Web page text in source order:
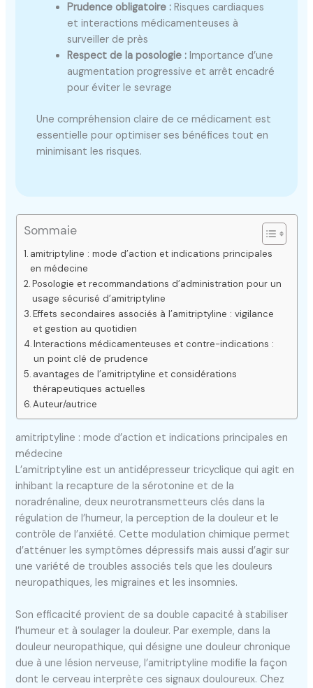
Prudence obligatoire : Risques cardiaques
et interactions médicamenteuses à
surveiller de près
Respect de la posologie : Importance d’une
augmentation progressive et arrêt encadré
pour éviter le sevrage
Une compréhension claire de ce médicament est
essentielle pour optimiser ses bénéfices tout en
minimisant les risques.
Sommaie
amitriptyline : mode d’action et indications principales
en médecine
Posologie et recommandations d’administration pour un
usage sécurisé d’amitriptyline
Effets secondaires associés à l’amitriptyline : vigilance
et gestion au quotidien
Interactions médicamenteuses et contre-indications :
un point clé de prudence
avantages de l’amitriptyline et considérations
thérapeutiques actuelles
Auteur/autrice
amitriptyline : mode d’action et indications principales en
médecine
L’amitriptyline est un antidépresseur tricyclique qui agit en
inhibant la recapture de la sérotonine et de la
noradrénaline, deux neurotransmetteurs clés dans la
régulation de l’humeur, la perception de la douleur et le
contrôle de l’anxiété. Cette modulation chimique permet
d’atténuer les symptômes dépressifs mais aussi d’agir sur
une variété de troubles associés tels que les douleurs
neuropathiques, les migraines et les insomnies.
Son efficacité provient de sa double capacité à stabiliser
l’humeur et à soulager la douleur. Par exemple, dans la
douleur neuropathique, qui désigne une douleur chronique
due à une lésion nerveuse, l’amitriptyline modifie la façon
dont le cerveau interprète ces signaux douloureux. Chez